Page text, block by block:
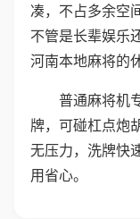
凑，不占多余空
不管是长辈娱乐
河南本地麻将的
普通麻将机
牌，可碰杠点炮
无压力，洗牌快
用省心。